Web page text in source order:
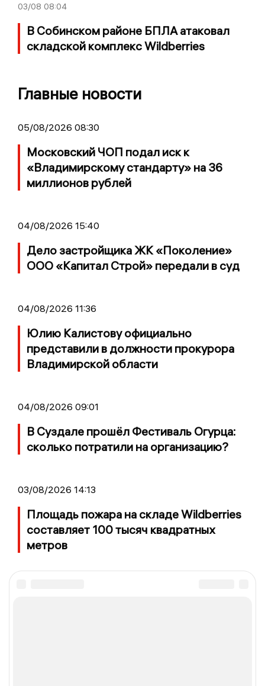
03/08 08:04
В Собинском районе БПЛА атаковал
складской комплекс Wildberries
Главные новости
05/08/2026 08:30
Московский ЧОП подал иск к
«Владимирскому стандарту» на 36
миллионов рублей
04/08/2026 15:40
Дело застройщика ЖК «Поколение»
ООО «Капитал Строй» передали в суд
04/08/2026 11:36
Юлию Калистову официально
представили в должности прокурора
Владимирской области
04/08/2026 09:01
В Суздале прошёл Фестиваль Огурца:
сколько потратили на организацию?
03/08/2026 14:13
Площадь пожара на складе Wildberries
составляет 100 тысяч квадратных
метров